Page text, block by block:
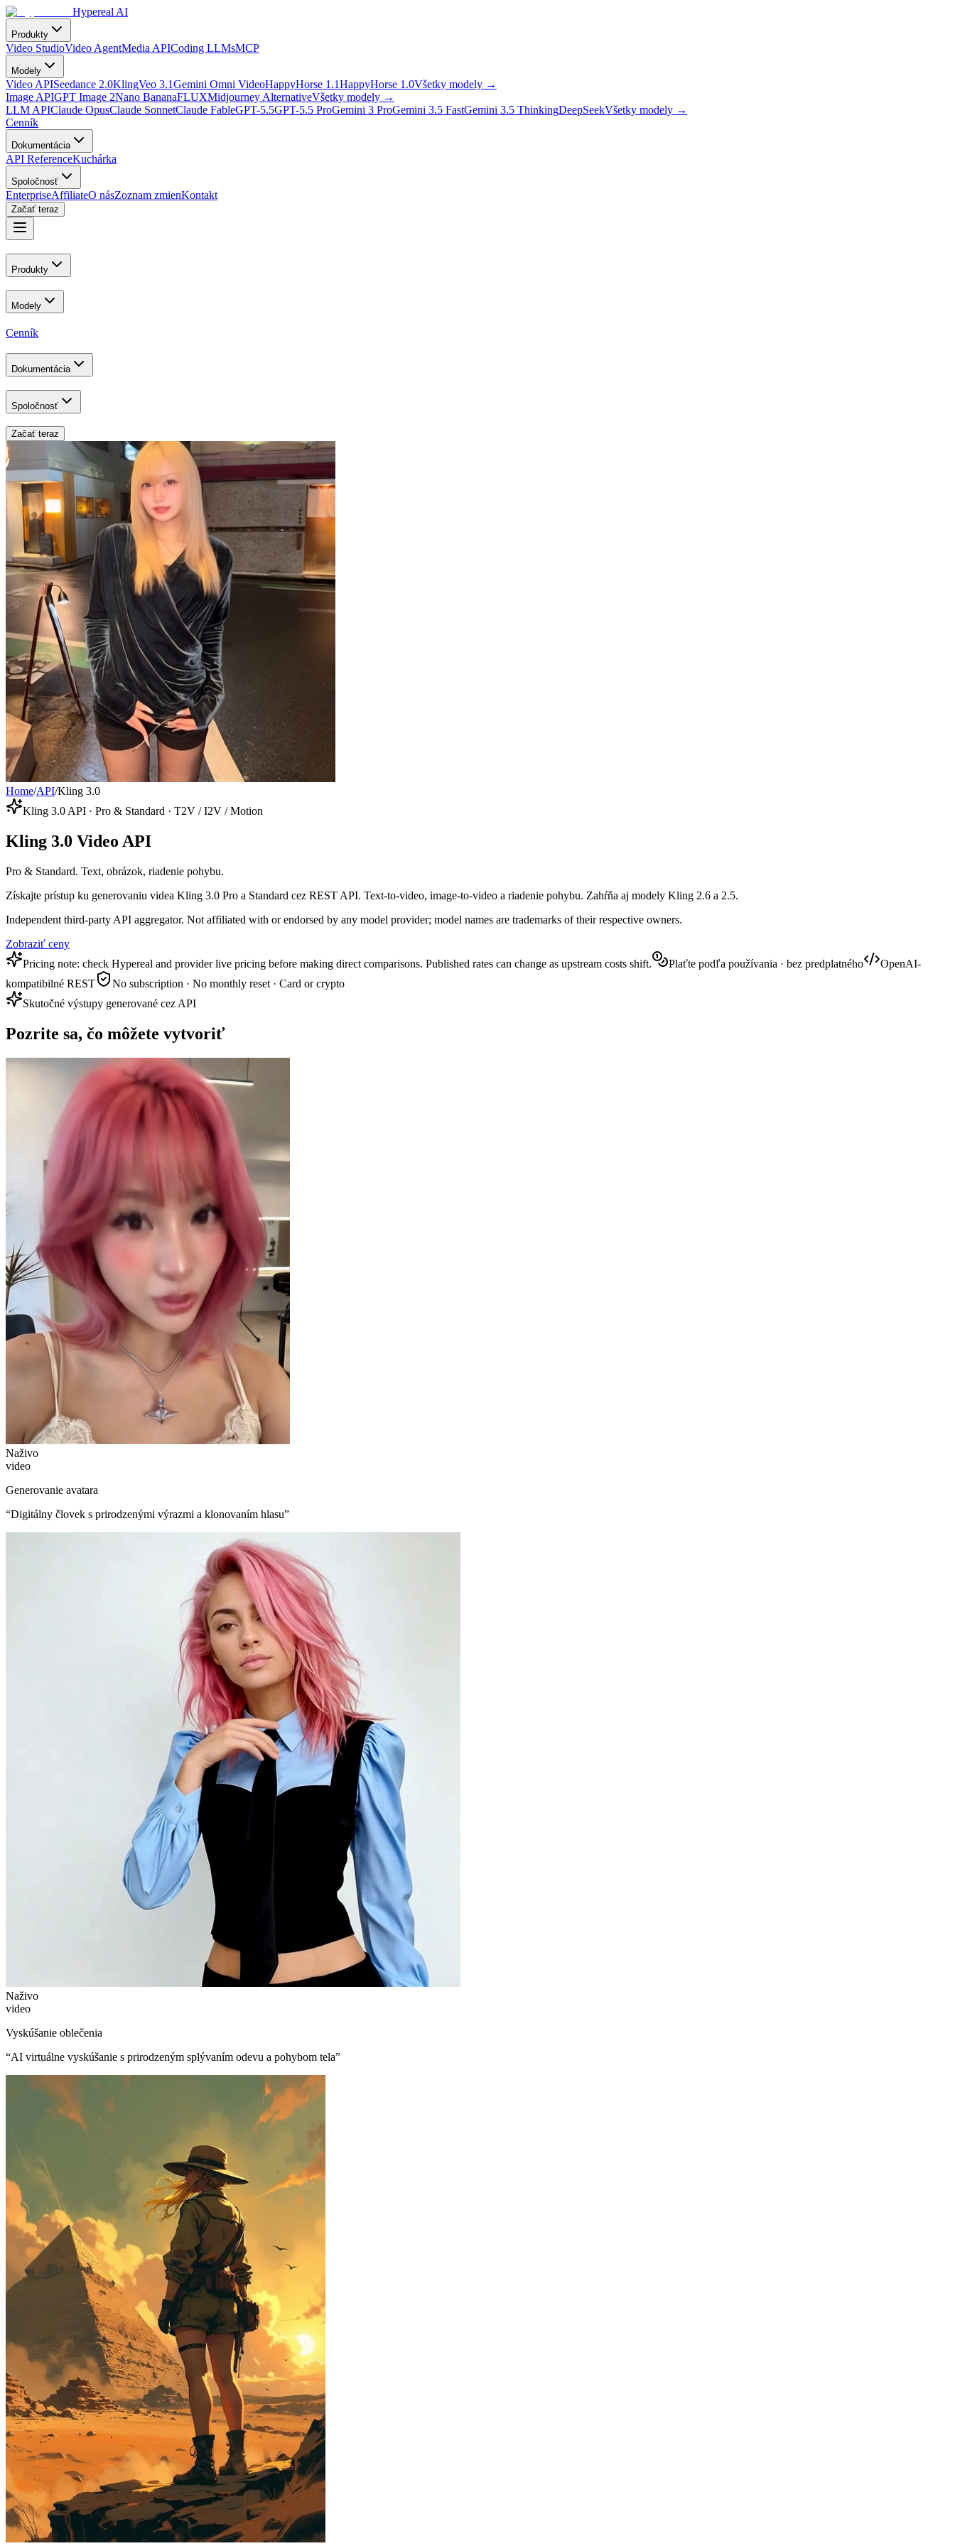
Hypereal AI
Produkty
Video StudioVideo AgentMedia APICoding LLMsMCP
Modely
Video APISeedance 2.0KlingVeo 3.1Gemini Omni VideoHappyHorse 1.1HappyHorse 1.0Všetky modely →
Image APIGPT Image 2Nano BananaFLUXMidjourney AlternativeVšetky modely →
LLM APIClaude OpusClaude SonnetClaude FableGPT-5.5GPT-5.5 ProGemini 3 ProGemini 3.5 FastGemini 3.5 ThinkingDeepSeekVšetky modely →
Cenník
Dokumentácia
API ReferenceKuchárka
Spoločnosť
EnterpriseAffiliateO násZoznam zmienKontakt
Začať teraz
Produkty
Modely
Cenník
Dokumentácia
Spoločnosť
Začať teraz
Home/API/Kling 3.0
Kling 3.0 API · Pro & Standard · T2V / I2V / Motion
Kling 3.0 Video API
Pro & Standard. Text, obrázok, riadenie pohybu.
Získajte prístup ku generovaniu videa Kling 3.0 Pro a Standard cez REST API. Text-to-video, image-to-video a riadenie pohybu. Zahŕňa aj modely Kling 2.6 a 2.5.
Independent third-party API aggregator. Not affiliated with or endorsed by any model provider; model names are trademarks of their respective owners.
Zobraziť ceny
Pricing note: check Hypereal and provider live pricing before making direct comparisons. Published rates can change as upstream costs shift.
Plaťte podľa používania · bez predplatného
OpenAI-
kompatibilné REST
No subscription · No monthly reset · Card or crypto
Skutočné výstupy generované cez API
Pozrite sa, čo môžete vytvoriť
Naživo
video
Generovanie avatara
“Digitálny človek s prirodzenými výrazmi a klonovaním hlasu”
Naživo
video
Vyskúšanie oblečenia
“AI virtuálne vyskúšanie s prirodzeným splývaním odevu a pohybom tela”